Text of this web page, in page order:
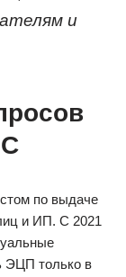
и
по выдаче
и ИП. С 2021
ЭЦП только в